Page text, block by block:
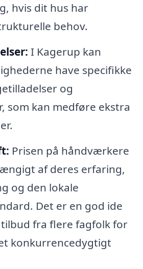
hvis dit hus har
behov.
I Kagerup kan
have specifikke
og
som kan medføre ekstra
Prisen på håndværkere
af deres erfaring,
og den lokale
Det er en god ide
fra flere fagfolk for
konkurrencedygtigt